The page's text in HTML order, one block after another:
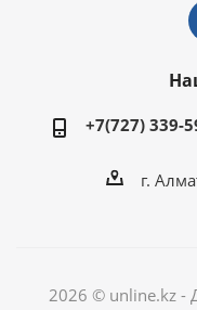
+7(727) 339-
г.
2026 © unline.kz -